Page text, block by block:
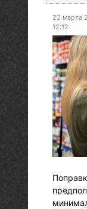
22 марта
12:12